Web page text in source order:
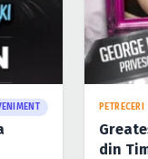
PETRECERI
din